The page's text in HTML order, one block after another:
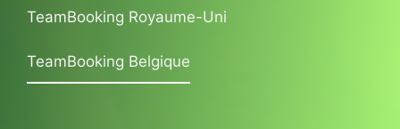
TeamBooking Royaume-Uni
TeamBooking Belgique